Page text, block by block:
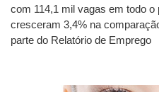
com 114,1 mil vagas em todo
cresceram 3,4% na
parte do Relatório de Emprego